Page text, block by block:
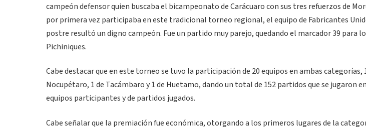
campeón defensor quien buscaba el bicampeonato de Carácuaro con sus tres refuerzos de
por primera vez participaba en este tradicional torneo regional, el equipo de Fabricantes
postre resultó un digno campeón. Fue un partido muy parejo, quedando el marcador 39 para
Pichiniques.
Cabe destacar que en este torneo se tuvo la participación de 20 equipos en ambas categorías,
Nocupétaro, 1 de Tacámbaro y 1 de Huetamo, dando un total de 152 partidos que se jugaron
equipos participantes y de partidos jugados.
Cabe señalar que la premiación fue económica, otorgando a los primeros lugares de la